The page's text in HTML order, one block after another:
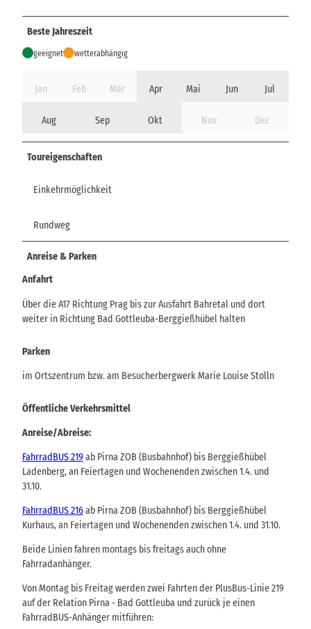
Beste Jahreszeit
geeignet wetterabhängig
Jan Feb Mär Apr Mai Jun Jul
Aug Sep Okt Nov Dez
Toureigenschaften
Einkehrmöglichkeit
Rundweg
Anreise & Parken
Anfahrt
Über die A17 Richtung Prag bis zur Ausfahrt Bahretal und dort
weiter in Richtung Bad Gottleuba-Berggießhübel halten
Parken
im Ortszentrum bzw. am Besucherbergwerk Marie Louise Stolln
Öffentliche Verkehrsmittel
Anreise/Abreise:
FahrradBUS 219ab Pirna ZOB (Busbahnhof) bis Berggießhübel
Ladenberg, an Feiertagen und Wochenenden zwischen 1.4. und
31.10.
FahrradBUS 216ab Pirna ZOB (Busbahnhof) bis Berggießhübel
Kurhaus, an Feiertagen und Wochenenden zwischen 1.4. und 31.10.
Beide Linien fahren montags bis freitags auch ohne
Fahrradanhänger.
Von Montag bis Freitag werden zwei Fahrten der PlusBus-Linie 219
auf der Relation Pirna - Bad Gottleuba und zurück je einen
FahrradBUS-Anhänger mitführen: